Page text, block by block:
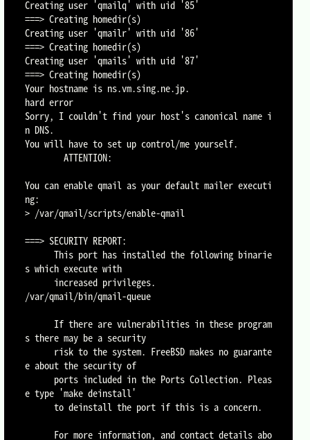
Creating user 'qmailq' with uid '85'
===> Creating homedir(s)
Creating user 'qmailr' with uid '86'
===> Creating homedir(s)
Creating user 'qmails' with uid '87'
===> Creating homedir(s)
Your hostname is ns.vm.sing.ne.jp.
hard error
Sorry, I couldn't find your host's canonical name i
n DNS.
You will have to set up control/me yourself.
        ATTENTION:
You can enable qmail as your default mailer executi
ng:
> /var/qmail/scripts/enable-qmail
===> SECURITY REPORT:
      This port has installed the following binarie
s which execute with
/var/qmail/bin/qmail-queue
s there may be a security
e about the security of
e type 'make deinstall'
      to deinstall the port if this is a concern.